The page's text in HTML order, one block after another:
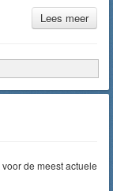
Lees meer
voor de meest actuele